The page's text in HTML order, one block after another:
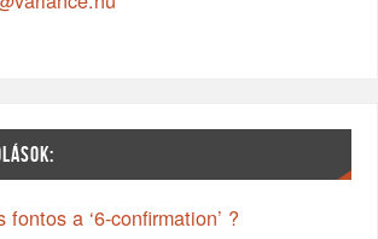
fontos a ‘6-confirmation’ ?